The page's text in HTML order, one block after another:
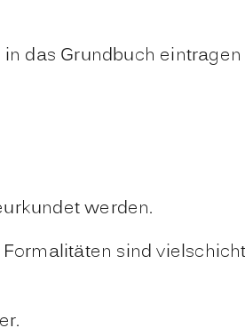
das Grundbuch eintragen
werden.
sind